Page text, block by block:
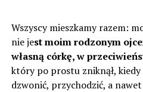
Wszyscy mieszkamy razem:
nie jest moim rodzonym
własną córkę, w
który po prostu zniknął, kiedy
dzwonić, przychodzić, a